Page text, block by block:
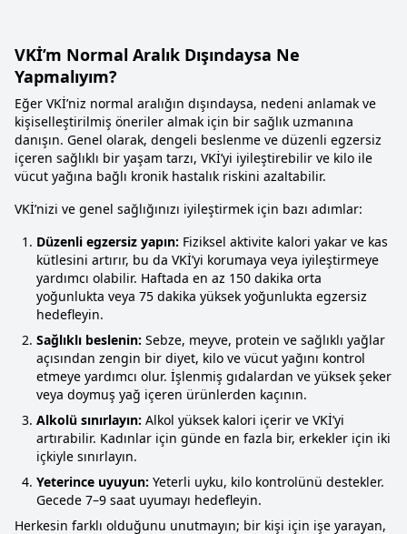
VKİ’m Normal Aralık Dışındaysa Ne
Yapmalıyım?
Eğer VKİ’niz normal aralığın dışındaysa, nedeni anlamak ve
kişiselleştirilmiş öneriler almak için bir sağlık uzmanına
danışın. Genel olarak, dengeli beslenme ve düzenli egzersiz
içeren sağlıklı bir yaşam tarzı, VKİ’yi iyileştirebilir ve kilo ile
vücut yağına bağlı kronik hastalık riskini azaltabilir.
VKİ’nizi ve genel sağlığınızı iyileştirmek için bazı adımlar:
Düzenli egzersiz yapın: Fiziksel aktivite kalori yakar ve kas
kütlesini artırır, bu da VKİ’yi korumaya veya iyileştirmeye
yardımcı olabilir. Haftada en az 150 dakika orta
yoğunlukta veya 75 dakika yüksek yoğunlukta egzersiz
hedefleyin.
Sağlıklı beslenin: Sebze, meyve, protein ve sağlıklı yağlar
açısından zengin bir diyet, kilo ve vücut yağını kontrol
etmeye yardımcı olur. İşlenmiş gıdalardan ve yüksek şeker
veya doymuş yağ içeren ürünlerden kaçının.
Alkolü sınırlayın: Alkol yüksek kalori içerir ve VKİ’yi
artırabilir. Kadınlar için günde en fazla bir, erkekler için iki
içkiyle sınırlayın.
Yeterince uyuyun: Yeterli uyku, kilo kontrolünü destekler.
Gecede 7–9 saat uyumayı hedefleyin.
Herkesin farklı olduğunu unutmayın; bir kişi için işe yarayan,